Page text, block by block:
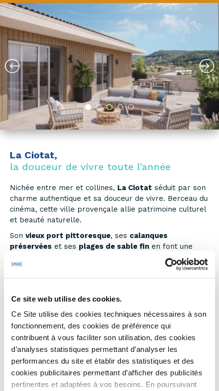
Ce site web utilise des cookies.
Ce Site utilise des cookies techniques nécessaires à son
fonctionnement, des cookies de préférence qui
contribuent à vous faciliter son utilisation, des cookies
d’analyses statistiques permettant d’analyser les
performances du site et établir des statistiques et des
cookies publicitaires permettant d’afficher des publicités
pertinentes et adaptées à vos besoins. En poursuivant
La Ciotat,
la douceur de vivre toute l’année
Nichée entre mer et collines, La Ciotat séduit par son
charme authentique et sa douceur de vivre. Berceau du
cinéma, cette ville provençale allie patrimoine culturel
et beauté naturelle.
Son vieux port pittoresque, ses calanques
préservées et ses plages de sable fin en font une
destination idéale pour les amoureux de la mer et des
balades.
une vie locale animée, des marchés colorés et une
Entre tradition, innovation et art de vivre, La Ciotat est
joyau de la Provence méditerranéenne